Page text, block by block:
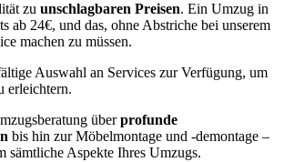
zu unschlagbaren Preisen. Ein Umzug in
ab 24€, und das, ohne Abstriche bei unserem
machen zu müssen.
Auswahl an Services zur Verfügung, um
erleichtern.
überprofunde
bis hin zur Möbelmontage und -demontage –
sämtliche Aspekte Ihres Umzugs.